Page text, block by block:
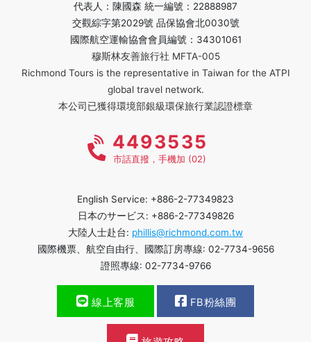
代表人：陳國森 統一編號：22888987
交觀綜字第2029號 品保協會北0030號
國際航空運輸協會會員編號：34301061
穆斯林友善旅行社 MFTA-005
Richmond Tours is the representative in Taiwan for the ATPI
global travel network.
本公司已獲得環境部銀級環保旅行業認證標章
4493535
市話直撥，手機加 (02)
English Service: +886-2-77349823
日本のサービス: +886-2-77349826
大陸人士赴台: phillis@richmond.com.tw
國際機票、航空自由行、國際訂房專線: 02-7734-9656
證照專線: 02-7734-9766
線上客服 FB粉絲團